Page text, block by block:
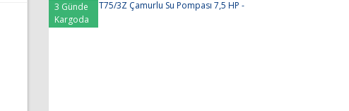
3 Günde
Kargoda